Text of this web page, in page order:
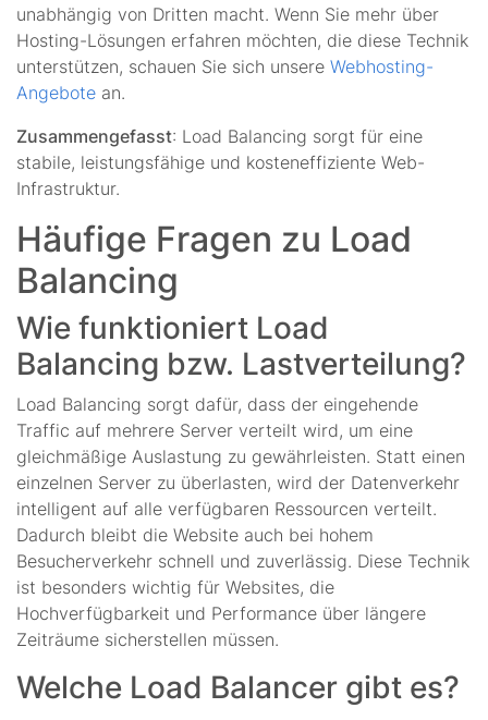
unabhängig von Dritten macht. Wenn Sie mehr über
Hosting-Lösungen erfahren möchten, die diese Technik
unterstützen, schauen Sie sich unsere Webhosting-
Angebote an.
Zusammengefasst: Load Balancing sorgt für eine
stabile, leistungsfähige und kosteneffiziente Web-
Infrastruktur.
Häufige Fragen zu Load
Balancing
Wie funktioniert Load
Balancing bzw. Lastverteilung?
Load Balancing sorgt dafür, dass der eingehende
Traffic auf mehrere Server verteilt wird, um eine
gleichmäßige Auslastung zu gewährleisten. Statt einen
einzelnen Server zu überlasten, wird der Datenverkehr
intelligent auf alle verfügbaren Ressourcen verteilt.
Dadurch bleibt die Website auch bei hohem
Besucherverkehr schnell und zuverlässig. Diese Technik
ist besonders wichtig für Websites, die
Hochverfügbarkeit und Performance über längere
Zeiträume sicherstellen müssen.
Welche Load Balancer gibt es?